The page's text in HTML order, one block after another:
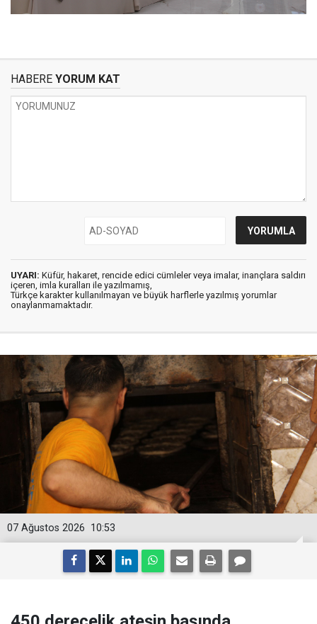
HABERE YORUM KAT
UYARI: Küfür, hakaret, rencide edici cümleler veya imalar, inançlara saldırı
içeren, imla kuralları ile yazılmamış,
Türkçe karakter kullanılmayan ve büyük harflerle yazılmış yorumlar
onaylanmamaktadır.
10:53
07 Ağustos 2026